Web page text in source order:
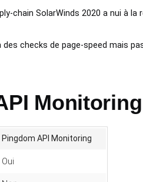
chain SolarWinds 2020 a nui à
des checks de page-speed mais
Pingdom API Monitoring
Oui